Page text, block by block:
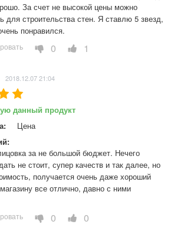
За счет не высокой цены можно
для строительства стен. Я ставлю 5 звезд,
понравился.
0 1
2018.12.07 21:04
данный продукт
Цена
за не большой бюджет. Нечего
не стоит, супер качеств и так далее, но
получается очень даже хороший
все отлично, давно с ними
0 0